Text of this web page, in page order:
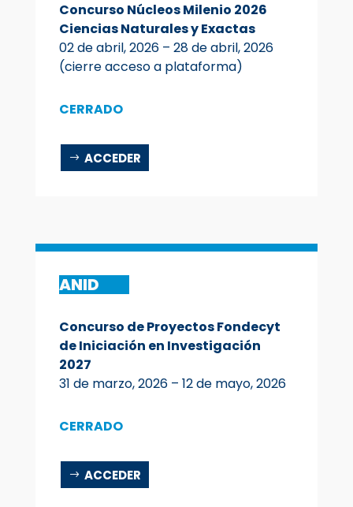
Concurso Núcleos Milenio 2026
Ciencias Naturales y Exactas
02 de abril, 2026 – 28 de abril, 2026
(cierre acceso a plataforma)
CERRADO
ACCEDER
ANID
Concurso de Proyectos Fondecyt
de Iniciación en Investigación
2027
31 de marzo, 2026 – 12 de mayo, 2026
CERRADO
ACCEDER